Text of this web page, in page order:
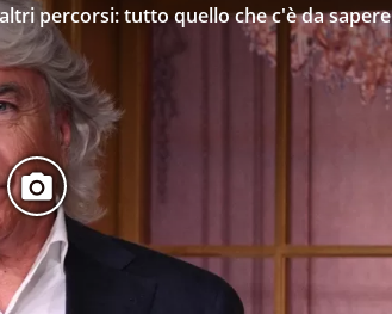
percorsi: tutto quello che c'è da sapere